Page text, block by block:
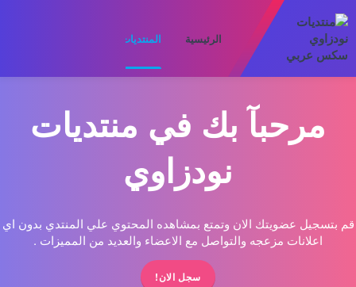
الرئيسية المنتديات
مرحبآ بك في منتديات
نودزاوي
قم بتسجيل عضويتك الان وتمتع بمشاهده المحتوي علي المنتدي بدون اي
اعلانات مزعجه والتواصل مع الاعضاء والعديد من المميزات .
سجل الان!